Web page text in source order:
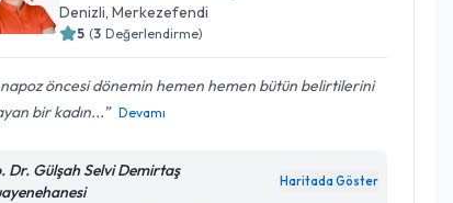
Denizli , Merkezefendi
5 (3 Değerlendirme)
öncesi dönemin hemen hemen bütün belirtilerini
bir kadın...
Devamı
Dr. Gülşah Selvi Demirtaş
Haritada Göster